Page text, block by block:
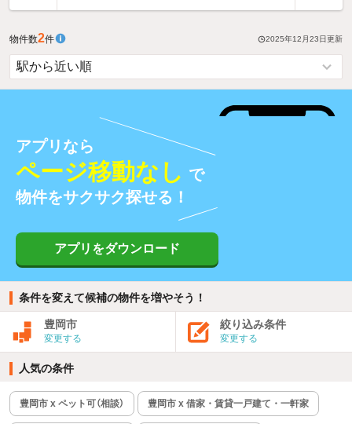
物件数2件 2025年12月23日更新
アプリなら
ページ移動なし で
物件をサクサク探せる！
アプリをダウンロード
条件を変えて候補の物件を増やそう！
豊岡市
変更する
絞り込み条件
変更する
人気の条件
豊岡市 x ペット可（相談） 豊岡市 x 借家・賃貸一戸建て・一軒家